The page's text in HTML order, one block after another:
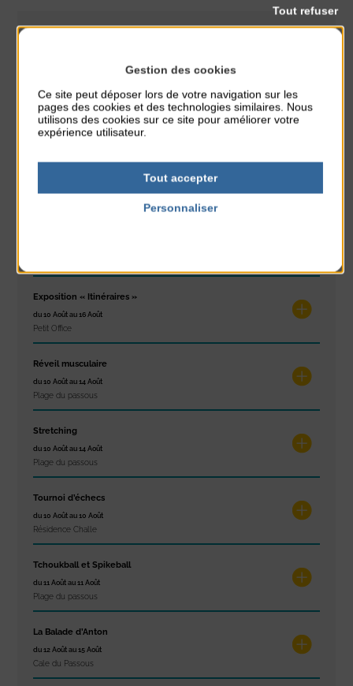
PARTAGER CETTE INFO :
À noter aussi
Glisse & Environnement
Place du Général de Gaulle
Exposition « Itinéraires »
du 10 Août au 16 Août
Petit Office
Réveil musculaire
du 10 Août au 14 Août
Plage du passous
Stretching
du 10 Août au 14 Août
Plage du passous
Tournoi d’échecs
du 10 Août au 10 Août
Résidence Challe
Tchoukball et Spikeball
du 11 Août au 11 Août
Plage du passous
La Balade d’Anton
du 12 Août au 15 Août
Cale du Passous
Gestion des cookies
Ce site peut déposer lors de votre navigation sur les
pages des cookies et des technologies similaires. Nous
utilisons des cookies sur ce site pour améliorer votre
expérience utilisateur.
Tout accepter
Tout refuser
Personnaliser